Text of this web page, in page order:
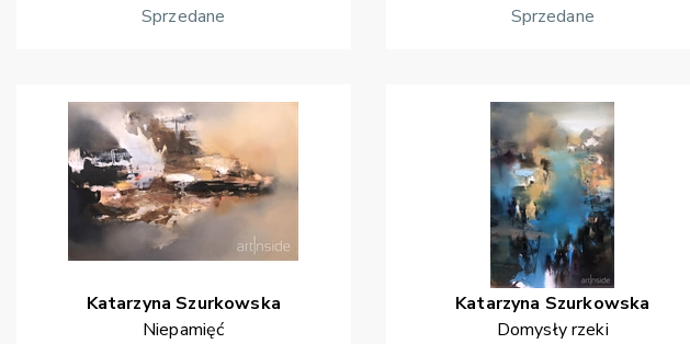
Sprzedane
Sprzedane
Katarzyna Szurkowska
Niepamięć
Katarzyna Szurkowska
Domysły rzeki